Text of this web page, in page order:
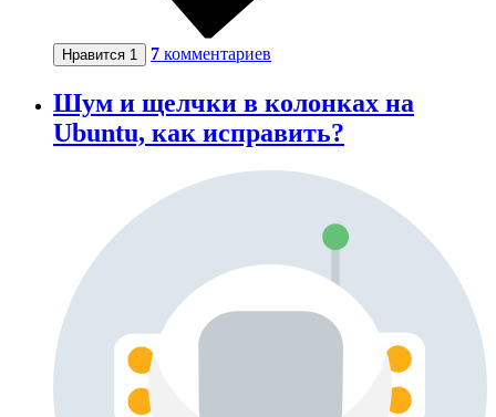
Нравится 1 7 комментариев
Шум и щелчки в колонках на
Ubuntu, как исправить?